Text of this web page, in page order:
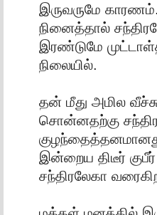
இருவருமே
நினைத்தால்
இரண்டுமே
நிலையில்.
தன் மீது அமில
சொன்னதற்கு
இன்றைய திடீர்
சந்திரலேகா